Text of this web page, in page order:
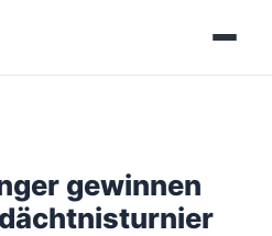
gewinnen